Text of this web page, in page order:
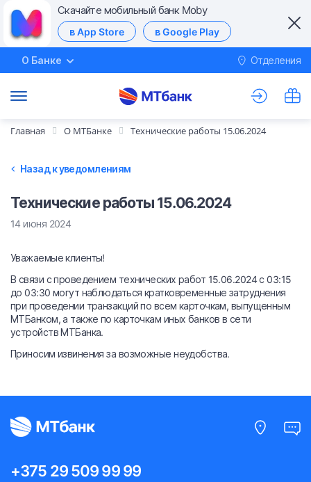
Скачайте мобильный банк Moby
в App Store в Google Play
О Банке Отделения
Главная О МТБанке Технические работы 15.06.2024
Назад к уведомлениям
Технические работы 15.06.2024
14 июня 2024
Уважаемые клиенты!
В связи с проведением технических работ 15.06.2024 с 03:15
до 03:30 могут наблюдаться кратковременные затруднения
при проведении транзакций по всем карточкам, выпущенным
МТБанком, а также по карточкам иных банков в сети
устройств МТБанка.
Приносим извинения за возможные неудобства.
+375 29 509 99 99